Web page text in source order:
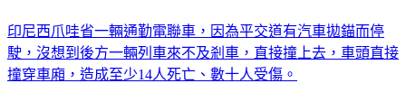
印尼西爪哇省一輛通勤電聯車，因為平交道有汽車拋錨而停
駛，沒想到後方一輛列車來不及剎車，直接撞上去，車頭直接